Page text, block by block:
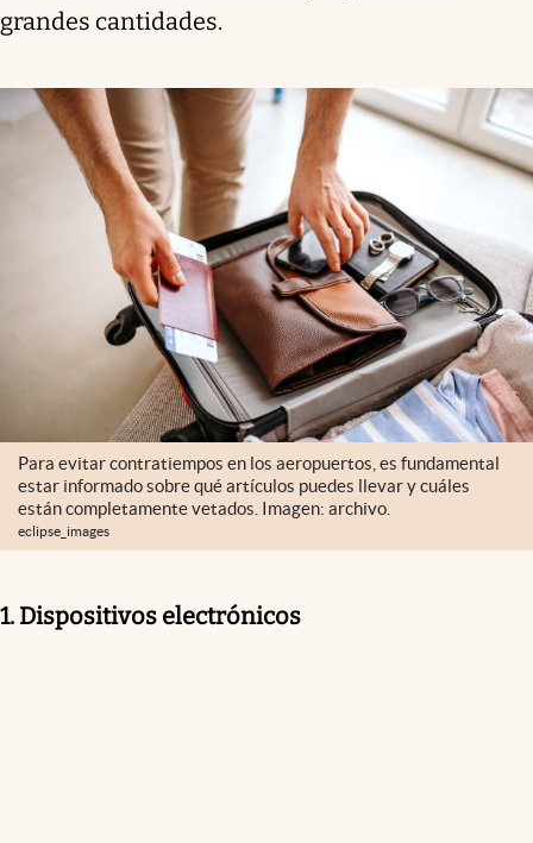
grandes cantidades.
Para evitar contratiempos en los aeropuertos, es fundamental
estar informado sobre qué artículos puedes llevar y cuáles
están completamente vetados. Imagen: archivo.
eclipse_images
1. Dispositivos electrónicos